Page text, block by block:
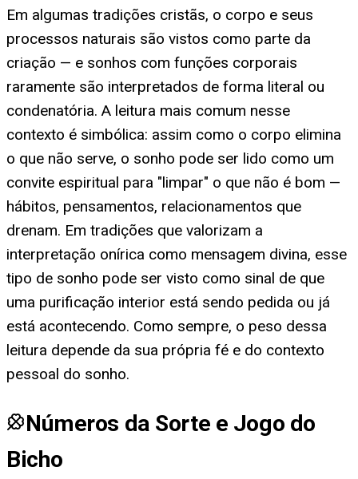
Em algumas tradições cristãs, o corpo e seus
processos naturais são vistos como parte da
criação — e sonhos com funções corporais
raramente são interpretados de forma literal ou
condenatória. A leitura mais comum nesse
contexto é simbólica: assim como o corpo elimina
o que não serve, o sonho pode ser lido como um
convite espiritual para "limpar" o que não é bom —
hábitos, pensamentos, relacionamentos que
drenam. Em tradições que valorizam a
interpretação onírica como mensagem divina, esse
tipo de sonho pode ser visto como sinal de que
uma purificação interior está sendo pedida ou já
está acontecendo. Como sempre, o peso dessa
leitura depende da sua própria fé e do contexto
pessoal do sonho.
Números da Sorte e Jogo do
Bicho